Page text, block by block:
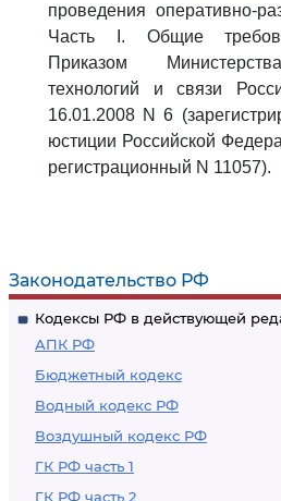
Законодательство РФ
Кодексы РФ в действующей
АПК РФ
Бюджетный кодекс
Водный кодекс РФ
Воздушный кодекс РФ
ГК РФ часть 1
ГК РФ часть 2
проведения оперативно-
Часть I. Общие
Приказом
технологий и связи
16.01.2008 N 6
юстиции Российской
регистрационный N 11057).